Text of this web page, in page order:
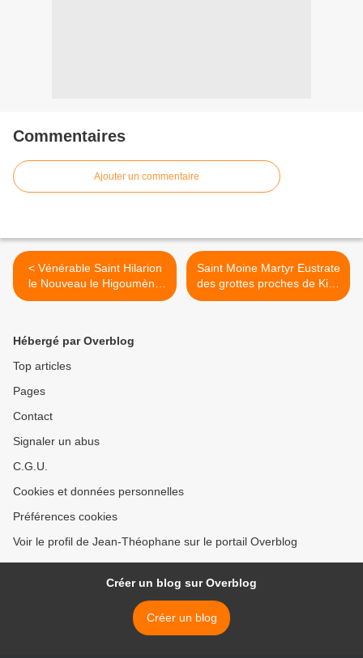
Commentaires
Ajouter un commentaire
< Vénérable Saint Hilarion
le Nouveau le Higoumène
de Pelecète
Saint Moine Martyr Eustrate
des grottes proches de Kiev
>
Hébergé par Overblog
Top articles
Pages
Contact
Signaler un abus
C.G.U.
Cookies et données personnelles
Préférences cookies
Voir le profil de Jean-Théophane sur le portail Overblog
Créer un blog sur Overblog
Créer un blog